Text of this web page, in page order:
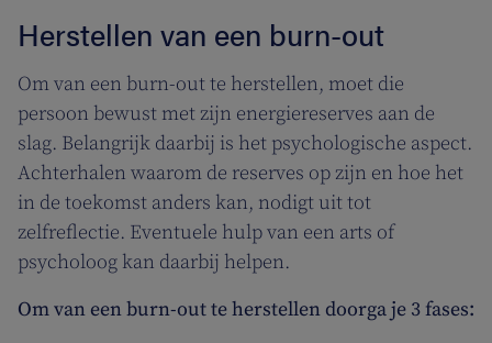
Herstellen van een burn-out
Om van een burn-out te herstellen, moet die
persoon bewust met zijn energiereserves aan de
slag. Belangrijk daarbij is het psychologische aspect.
Achterhalen waarom de reserves op zijn en hoe het
in de toekomst anders kan, nodigt uit tot
zelfreflectie. Eventuele hulp van een arts of
psycholoog kan daarbij helpen.
Om van een burn-out te herstellen doorga je 3 fases: